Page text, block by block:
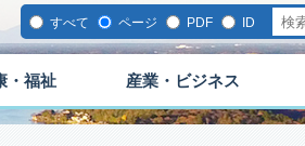
すべて ページ PDF ID
・福祉 産業・ビジネス